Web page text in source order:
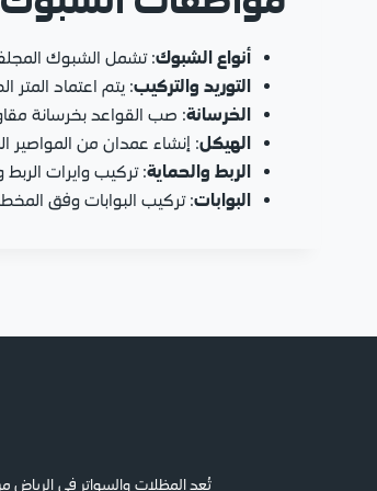
أنواع الشبوك: تشمل الشبوك
التوريد والتركيب: يتم اعتماد المتر
الخرسانة: صب القواعد بخرسانة
الهيكل: إنشاء عمدان من المواصير
الربط والحماية: تركيب وايرات
البوابات: تركيب البوابات وفق
تُعد المظلات والسواتر في الرياض